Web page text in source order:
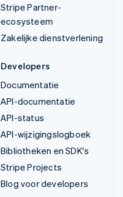
Stripe Partner-
ecosysteem
Zakelijke dienstverlening
Developers
Documentatie
API-documentatie
API-status
API-wijzigingslogboek
Bibliotheken en SDK's
Stripe Projects
Blog voor developers